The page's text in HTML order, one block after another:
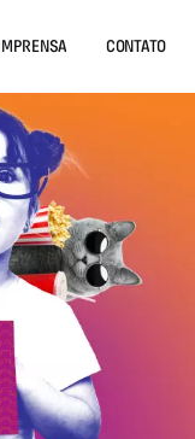
CONTATO